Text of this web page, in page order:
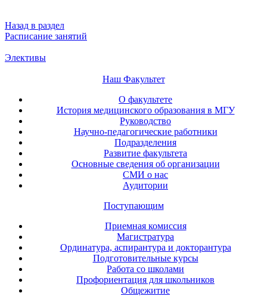
Назад в раздел
Расписание занятий
Элективы
Наш Факультет
О факультете
История медицинского образования в МГУ
Руководство
Научно-педагогические работники
Подразделения
Развитие факультета
Основные сведения об организации
СМИ о нас
Аудитории
Поступающим
Приемная комиссия
Магистратура
Ординатура, аспирантура и докторантура
Подготовительные курсы
Работа со школами
Профориентация для школьников
Общежитие